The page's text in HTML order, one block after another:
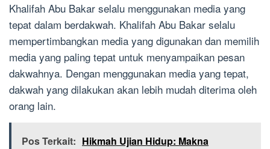
Khalifah Abu Bakar selalu menggunakan media yang
tepat dalam berdakwah. Khalifah Abu Bakar selalu
mempertimbangkan media yang digunakan dan memilih
media yang paling tepat untuk menyampaikan pesan
dakwahnya. Dengan menggunakan media yang tepat,
dakwah yang dilakukan akan lebih mudah diterima oleh
orang lain.
Pos Terkait: Hikmah Ujian Hidup: Makna